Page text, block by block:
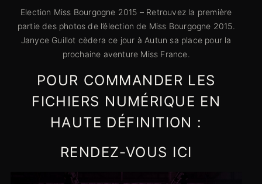
Election Miss Bourgogne 2015 – Retrouvez la première
partie des photos de l’élection de Miss Bourgogne 2015.
Janyce Guillot cèdera ce jour à Autun sa place pour la
prochaine aventure Miss France.
POUR COMMANDER LES
FICHIERS NUMÉRIQUE EN
HAUTE DÉFINITION :
RENDEZ-VOUS ICI